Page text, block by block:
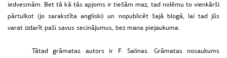
iedvesmām. Bet tā kā tās apjoms ir tiešām maz, tad nolēmu to vienkārši
pārtulkot (jo sarakstīta angliski) un nopublicēt šajā blogā, lai tad jūs
varat izdarīt paši savus secinājumus, bez mana piejaukuma.
Tātad grāmatas autors ir F. Salinas. Grāmatas nosaukums